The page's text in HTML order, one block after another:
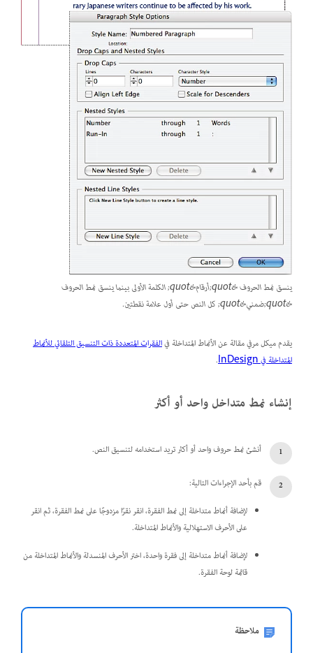
ينسق نمط الحروف &quot;أرقام&quot; الكلمة الأولى بينما ينسق نمط الحروف
&quot;ضمني&quot; كل النص حتى أول علامة نقطتين.
يقدم ميكل مرفي مقالة عن الأنماط المتداخلة فيالفقرات المتعددة ذات التنسيق التلقائي للأنماط
المتداخلة في InDesign
.
إنشاء نمط متداخل واحد أو أكثر
أنشئ نمط حروف واحد أو أكثر تريد استخدامه لتنسيق النص.
قم بأحد الإجراءات التالية:
لإضافة أنماط متداخلة إلى نمط الفقرة، انقر نقرًا مزدوجًا على نمط الفقرة، ثم انقر
على الأحرف الاستهلالية والأنماط المتداخلة.
لإضافة أنماط متداخلة إلى فقرة واحدة، اختر الأحرف المنسدلة والأنماط المتداخلة من
قائمة لوحة الفقرة.
ملاحظة